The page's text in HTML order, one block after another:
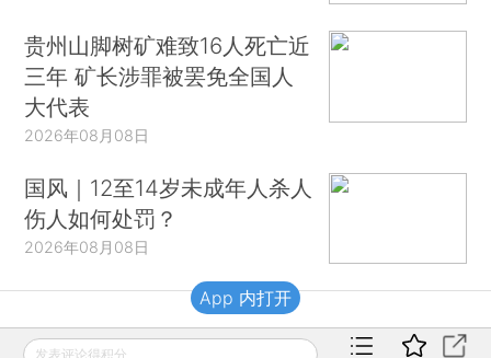
贵州山脚树矿难致16人死亡近
三年 矿长涉罪被罢免全国人
大代表
2026年08月08日
国风｜12至14岁未成年人杀人
伤人如何处罚？
2026年08月08日
财新移动
发表评论得积分
App 内打开